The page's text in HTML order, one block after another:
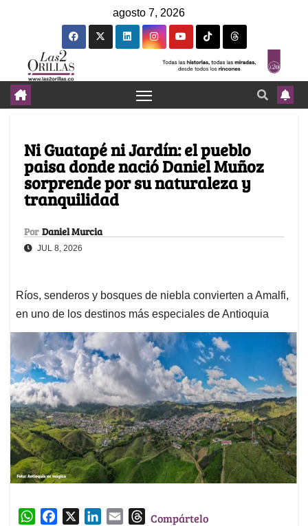
agosto 7, 2026
Ni Guatapé ni Jardín: el pueblo
paisa donde nació Daniel Muñoz
sorprende por su naturaleza y
tranquilidad
Por Daniel Murcia
JUL 8, 2026
Ríos, senderos y bosques de niebla convierten a Amalfi,
en uno de los destinos más especiales de Antioquia
W
TCompártelo